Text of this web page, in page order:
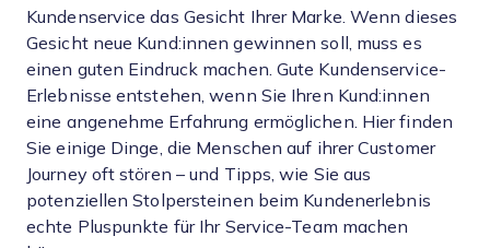
Kundenservice das Gesicht Ihrer Marke. Wenn dieses
Gesicht neue Kund:innen gewinnen soll, muss es
einen guten Eindruck machen. Gute Kundenservice-
Erlebnisse entstehen, wenn Sie Ihren Kund:innen
eine angenehme Erfahrung ermöglichen. Hier finden
Sie einige Dinge, die Menschen auf ihrer Customer
Journey oft stören – und Tipps, wie Sie aus
potenziellen Stolpersteinen beim Kundenerlebnis
echte Pluspunkte für Ihr Service-Team machen